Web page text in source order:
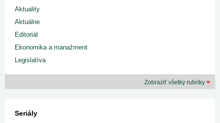
Aktuality
Aktuálne
Editoriál
Ekonomika a manažment
Legislatíva
Zobraziť všetky rubriky
Seriály